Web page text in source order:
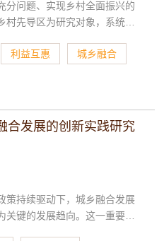
，同时她们的引领力通过自我
助以及家人支持等方式获得
分问题、实现乡村全面振兴的
村先导区为研究对象，系统探
素双向流动与利益互惠机制，
动力激发”与“城镇化外部带动”
内黄县、灵宝市与林州市三地
美乡村实践模式，揭示了不同
消费下沉与品牌输出策略的多
计对融合路径的深刻形塑作
素互惠机制、激发乡村内生
城乡融合政策体系的系统化
理论支撑与实践参鉴。
利益互惠 城乡融合
合发展的创新实践研究
策持续驱动下，城乡融合发展
关键的发展趋向。这一重要趋